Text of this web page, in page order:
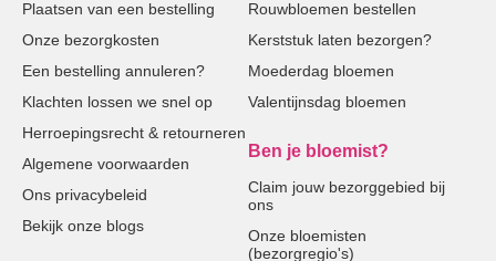
Plaatsen van een bestelling
Onze bezorgkosten
Een bestelling annuleren?
Klachten lossen we snel op
Herroepingsrecht & retourneren
Algemene voorwaarden
Ons privacybeleid
Bekijk onze blogs
Rouwbloemen bestellen
Kerststuk laten bezorgen?
Moederdag bloemen
Valentijnsdag bloemen
Ben je bloemist?
Claim jouw bezorggebied bij
ons
Onze bloemisten
(bezorgregio's)